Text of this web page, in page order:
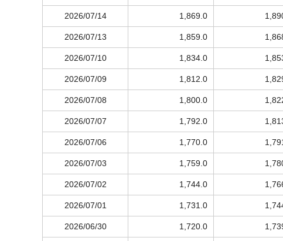
2026/07/14 1,869.0
2026/07/13 1,859.0
2026/07/10 1,834.0
2026/07/09 1,812.0
2026/07/08 1,800.0
2026/07/07 1,792.0
2026/07/06 1,770.0
2026/07/03 1,759.0
2026/07/02 1,744.0
2026/07/01 1,731.0
2026/06/30 1,720.0